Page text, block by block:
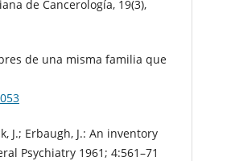
de Cancerología, 19(3),
de una misma familia que
J.; Erbaugh, J.: An inventory
Psychiatry 1961; 4:561–71